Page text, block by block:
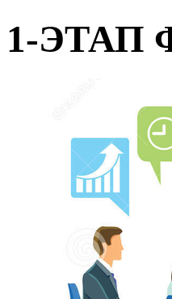
1-ЭТАП